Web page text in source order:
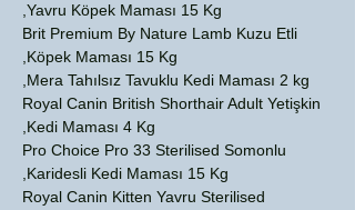
Yavru Köpek Maması 15 Kg,
Brit Premium By Nature Lamb Kuzu Etli
Köpek Maması 15 Kg,
Mera Tahılsız Tavuklu Kedi Maması 2 kg,
Royal Canin British Shorthair Adult Yetişkin
Kedi Maması 4 Kg,
Pro Choice Pro 33 Sterilised Somonlu
Karidesli Kedi Maması 15 Kg,
Royal Canin Kitten Yavru Sterilised